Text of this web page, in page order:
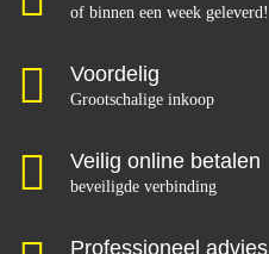
of binnen een week geleverd!
Voordelig
Grootschalige inkoop
Veilig online betalen
beveiligde verbinding
Professioneel advies